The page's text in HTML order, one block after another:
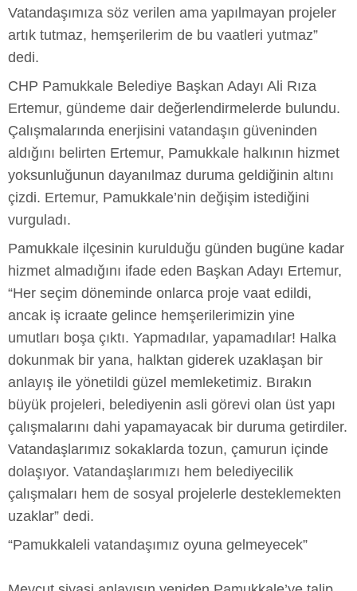
Vatandaşımıza söz verilen ama yapılmayan projeler
artık tutmaz, hemşerilerim de bu vaatleri yutmaz”
dedi.
CHP Pamukkale Belediye Başkan Adayı Ali Rıza
Ertemur, gündeme dair değerlendirmelerde bulundu.
Çalışmalarında enerjisini vatandaşın güveninden
aldığını belirten Ertemur, Pamukkale halkının hizmet
yoksunluğunun dayanılmaz duruma geldiğinin altını
çizdi. Ertemur, Pamukkale’nin değişim istediğini
vurguladı.
Pamukkale ilçesinin kurulduğu günden bugüne kadar
hizmet almadığını ifade eden Başkan Adayı Ertemur,
“Her seçim döneminde onlarca proje vaat edildi,
ancak iş icraate gelince hemşerilerimizin yine
umutları boşa çıktı. Yapmadılar, yapamadılar! Halka
dokunmak bir yana, halktan giderek uzaklaşan bir
anlayış ile yönetildi güzel memleketimiz. Bırakın
büyük projeleri, belediyenin asli görevi olan üst yapı
çalışmalarını dahi yapamayacak bir duruma getirdiler.
Vatandaşlarımız sokaklarda tozun, çamurun içinde
dolaşıyor. Vatandaşlarımızı hem belediyecilik
çalışmaları hem de sosyal projelerle desteklemekten
uzaklar” dedi.
“Pamukkaleli vatandaşımız oyuna gelmeyecek”